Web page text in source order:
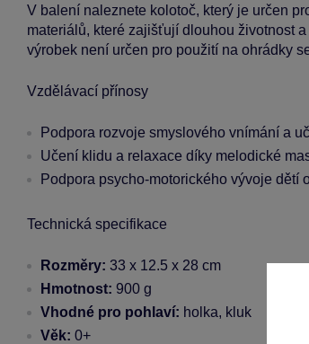
V balení naleznete kolotoč, který je určen
materiálů, které zajišťují dlouhou životnost
výrobek není určen pro použití na ohrádky
Vzdělávací přínosy
Podpora rozvoje smyslového vnímání a
Učení klidu a relaxace díky melodické
Podpora psycho-motorického vývoje dětí
Technická specifikace
Rozměry: 33 x 12.5 x 28 cm
Hmotnost: 900 g
Vhodné pro pohlaví: holka, kluk
Věk: 0+